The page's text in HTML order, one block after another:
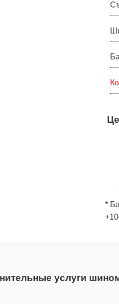
*
услуги